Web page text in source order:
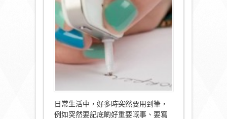
臨
急
應
變
好
幫
中
日常生活中，好多時突然要用到筆，
例如突然要記底啲好重要嘅事、要寫